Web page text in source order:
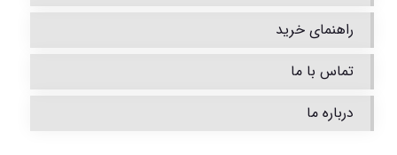
راهنمای خرید
تماس با ما
درباره ما